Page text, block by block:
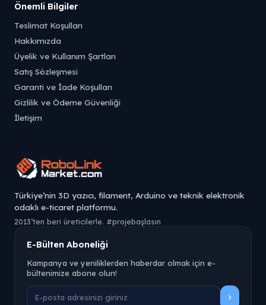
Önemli Bilgiler
Teslimat Koşulları
Hakkımızda
Üyelik ve Kullanım Şartları
Satış Sözleşmesi
Garanti ve İade Koşulları
Gizlilik ve Ödeme Güvenliği
İletişim
Türkiye’nin 3D yazıcı, filament, Arduino ve teknik elektronik
odaklı e-ticaret platformu.
2013’ten beri üreticilerle. #projebaşlasın
E-Bülten Aboneliği
Kampanya ve yeniliklerden haberdar olmak için e-
bültenimize abone olun!